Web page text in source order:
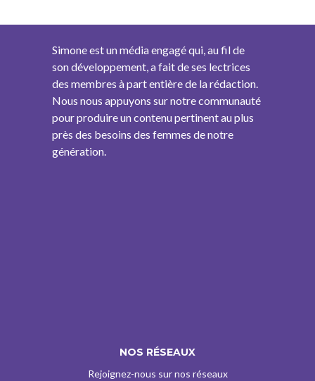
Simone est un média engagé qui, au fil de
son développement, a fait de ses lectrices
des membres à part entière de la rédaction.
Nous nous appuyons sur notre communauté
pour produire un contenu pertinent au plus
près des besoins des femmes de notre
génération.
NOS RÉSEAUX
Rejoignez-nous sur nos réseaux